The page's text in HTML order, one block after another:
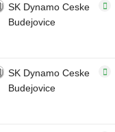
SK Dynamo Ceske
Budejovice
SK Dynamo Ceske
Budejovice